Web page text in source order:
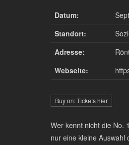
Datum:
Standort:
Adresse:
Webseite:
Buy on: Tickets hier
Wer kennt nicht die No.
nur eine kleine Auswahl